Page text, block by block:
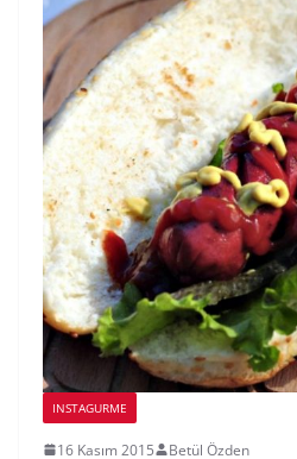
INSTAGURME
16 Kasım 2015 Betül Özden